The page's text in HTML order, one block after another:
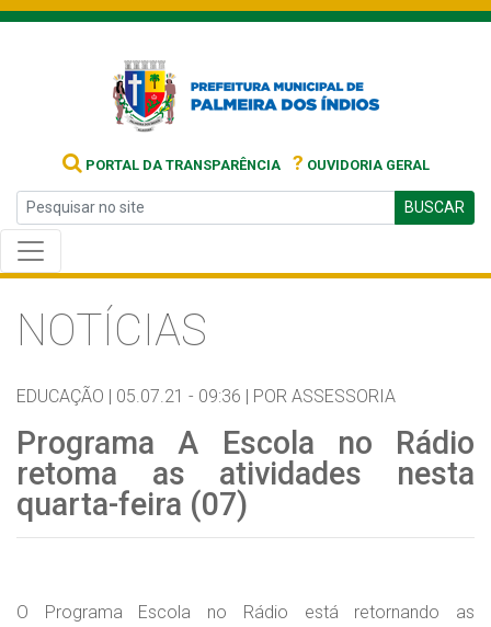
PORTAL DA TRANSPARÊNCIA ? OUVIDORIA GERAL
BUSCAR
NOTÍCIAS
EDUCAÇÃO | 05.07.21 - 09:36 | POR ASSESSORIA
Programa A Escola no Rádio
retoma as atividades nesta
quarta-feira (07)
O Programa Escola no Rádio está retornando as